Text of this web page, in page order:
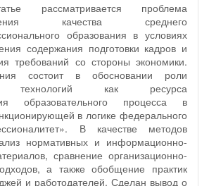
рассматривается проблема
качества среднего
образования в условиях
содержания подготовки кадров и
требований со стороны экономики.
состоит в обосновании роли
технологий как ресурса
образовательного процесса в
в логике федерального
В качестве методов
нормативных и информационно-
сравнение организационно-
а также обобщение практик
и работодателей. Сделан вывод о